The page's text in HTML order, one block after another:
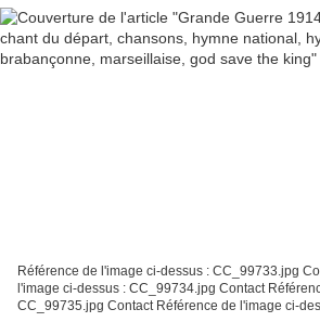
Référence de l'image ci-dessus : CC_99733.jpg
l'image ci-dessus : CC_99734.jpg Contact
CC_99735.jpg Contact Référence de l'image ci-